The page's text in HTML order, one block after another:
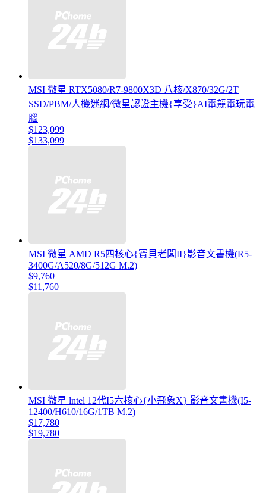
MSI 微星 RTX5080/R7-9800X3D 八核/X870/32G/2T
SSD/PBM/人機迷網/微星認證主機{享受}AI電競電玩電
腦
$123,099
$133,099
MSI 微星 AMD R5四核心{寶貝老闆II}影音文書機(R5-
3400G/A520/8G/512G M.2)
$9,760
$11,760
MSI 微星 lntel 12代I5六核心{小飛象X} 影音文書機(I5-
12400/H610/16G/1TB M.2)
$17,780
$19,780